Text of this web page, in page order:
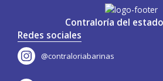
Contraloría del
Redes sociales
@contraloriabarinas